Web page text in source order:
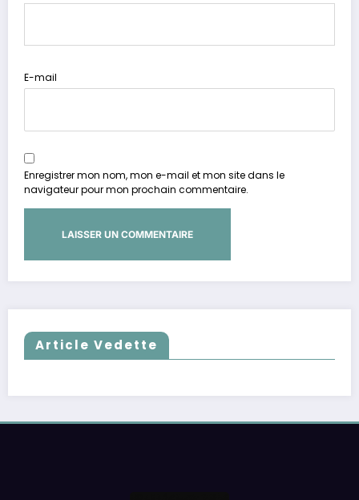
E-mail
Enregistrer mon nom, mon e-mail et mon site dans le
navigateur pour mon prochain commentaire.
Article Vedette